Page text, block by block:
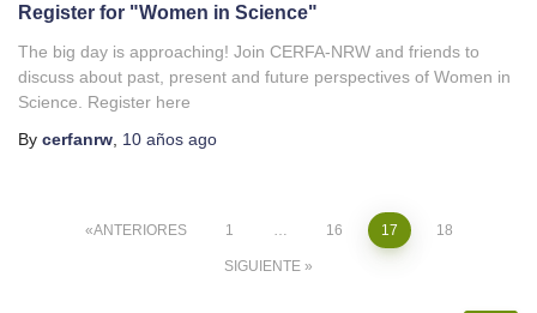
Register for "Women in Science"
The big day is approaching! Join CERFA-NRW and friends to
discuss about past, present and future perspectives of Women in
Science. Register here
By cerfanrw, 10 años ago
Navegación
ANTERIORES 1 … 16 17 18
SIGUIENTE